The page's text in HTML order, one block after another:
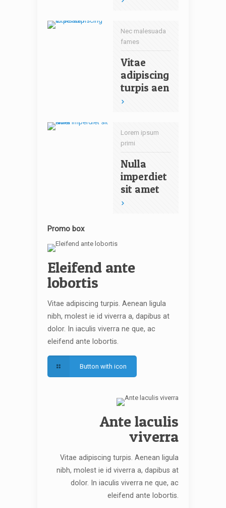
Nec malesuada
fames
Vitae
adipiscing
turpis aen
Lorem ipsum
primi
Nulla
imperdiet
sit amet
Promo box
Eleifend ante
lobortis
Vitae adipiscing turpis. Aenean ligula
nibh, molest ie id viverra a, dapibus at
dolor. In iaculis viverra ne que, ac
eleifend ante lobortis.
Button with icon
Ante laculis
viverra
Vitae adipiscing turpis. Aenean ligula
nibh, molest ie id viverra a, dapibus at
dolor. In iaculis viverra ne que, ac
eleifend ante lobortis.